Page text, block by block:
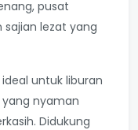
pusat
lezat yang
untuk liburan
nyaman
Didukung